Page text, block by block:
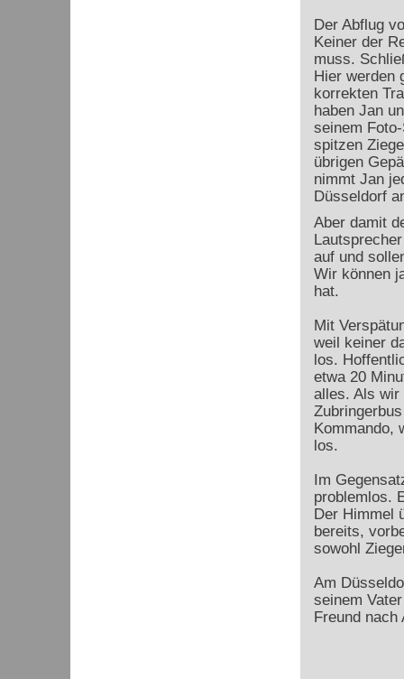
Der Abflug
Keiner der
muss.
Hier werden
korrekten
haben Jan
seinem
spitzen
übrigen
nimmt Jan
Düsseldorf
Aber damit
auf und
Wir können
hat.
Mit
weil keiner
los.
etwa 20
alles. Als wir
Kommando,
los.
Im
problemlos.
Der Himmel
bereits,
sowohl
Am
seinem
Freund nach